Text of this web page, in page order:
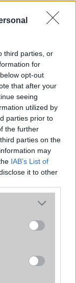
third parties, or
for
opt-out
that after your
seeing
utilized by
parties prior to
the further
parties on the
may
IAB’s List of
it to other
more Google
may click to
party tags to
below Google
nem vehetõ ki!
viewer (Word,
PDF)